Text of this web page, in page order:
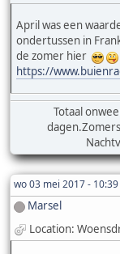
April was een
ondertussen in
de zomer hier
https://
Totaal
wo 03 mei 2017 - 10:39
Marsel
Location: